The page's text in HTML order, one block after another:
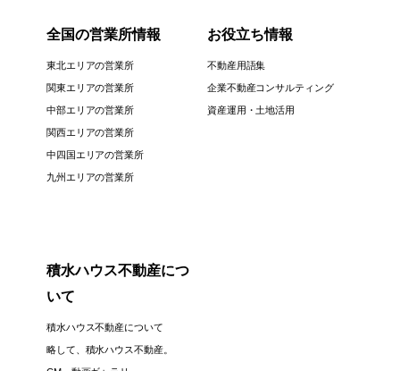
全国の営業所情報
東北エリアの営業所
関東エリアの営業所
中部エリアの営業所
関西エリアの営業所
中四国エリアの営業所
九州エリアの営業所
お役立ち情報
不動産用語集
企業不動産コンサルティング
資産運用・土地活用
積水ハウス不動産につ
いて
積水ハウス不動産について
略して、積水ハウス不動産。